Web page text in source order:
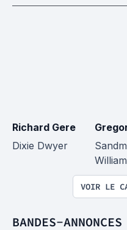
Richard Gere
Dixie Dwyer
VOIR LE
BANDES-ANNONCES